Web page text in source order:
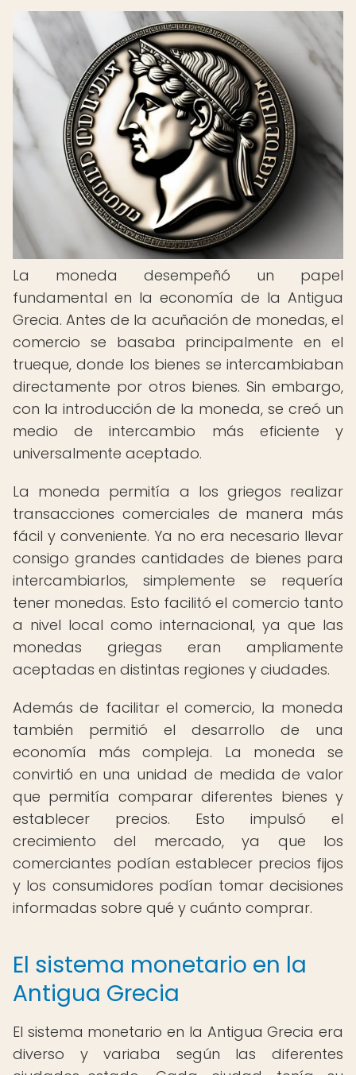
La moneda desempeñó un papel
fundamental en la economía de la Antigua
Grecia. Antes de la acuñación de monedas, el
comercio se basaba principalmente en el
trueque, donde los bienes se intercambiaban
directamente por otros bienes. Sin embargo,
con la introducción de la moneda, se creó un
medio de intercambio más eficiente y
universalmente aceptado.
La moneda permitía a los griegos realizar
transacciones comerciales de manera más
fácil y conveniente. Ya no era necesario llevar
consigo grandes cantidades de bienes para
intercambiarlos, simplemente se requería
tener monedas. Esto facilitó el comercio tanto
a nivel local como internacional, ya que las
monedas griegas eran ampliamente
aceptadas en distintas regiones y ciudades.
Además de facilitar el comercio, la moneda
también permitió el desarrollo de una
economía más compleja. La moneda se
convirtió en una unidad de medida de valor
que permitía comparar diferentes bienes y
establecer precios. Esto impulsó el
crecimiento del mercado, ya que los
comerciantes podían establecer precios fijos
y los consumidores podían tomar decisiones
informadas sobre qué y cuánto comprar.
El sistema monetario en la
Antigua Grecia
El sistema monetario en la Antigua Grecia era
diverso y variaba según las diferentes